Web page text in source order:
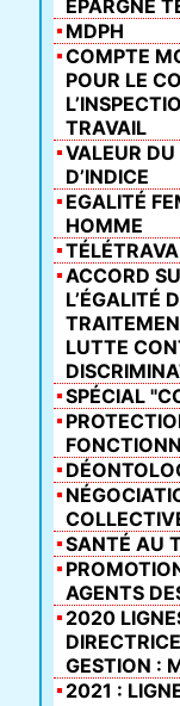
ÉPARGNE
MDPH
COMPTE
POUR LE
TRAVAIL
VALEUR
D’INDICE
EGALITÉ
HOMME
ACCORD
L’ÉGALITÉ
LUTTE
SPÉCIAL
SANTÉ AU
AGENTS
2020
GESTION :
2021 :